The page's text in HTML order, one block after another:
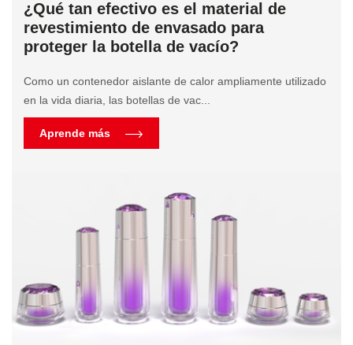
¿Qué tan efectivo es el material de
revestimiento de envasado para
proteger la botella de vacío?
Como un contenedor aislante de calor ampliamente utilizado
en la vida diaria, las botellas de vac...
Aprende más